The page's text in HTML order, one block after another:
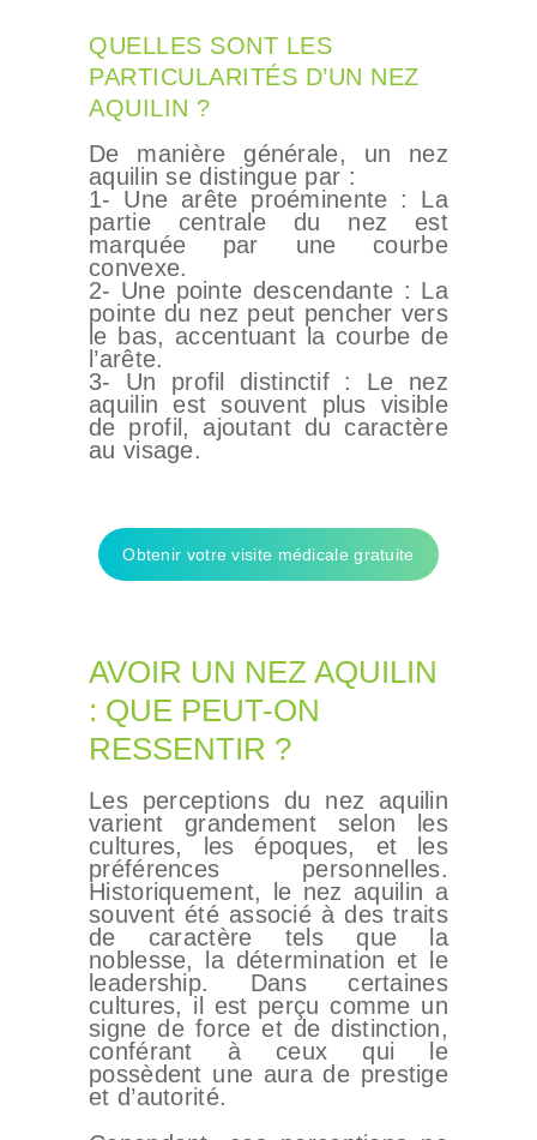
QUELLES SONT LES
PARTICULARITÉS D’UN NEZ
AQUILIN ?
De manière générale, un nez
aquilin se distingue par :
1- Une arête proéminente : La
partie centrale du nez est
marquée par une courbe
convexe.
2- Une pointe descendante : La
pointe du nez peut pencher vers
le bas, accentuant la courbe de
l’arête.
3- Un profil distinctif : Le nez
aquilin est souvent plus visible
de profil, ajoutant du caractère
au visage.
Obtenir votre visite médicale gratuite
AVOIR UN NEZ AQUILIN
: QUE PEUT-ON
RESSENTIR ?
Les perceptions du nez aquilin
varient grandement selon les
cultures, les époques, et les
préférences personnelles.
Historiquement, le nez aquilin a
souvent été associé à des traits
de caractère tels que la
noblesse, la détermination et le
leadership. Dans certaines
cultures, il est perçu comme un
signe de force et de distinction,
conférant à ceux qui le
possèdent une aura de prestige
et d’autorité.